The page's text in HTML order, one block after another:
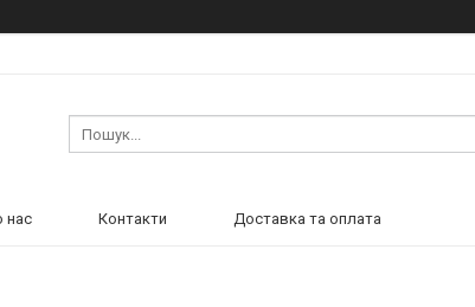
нас Контакти Доставка та оплата